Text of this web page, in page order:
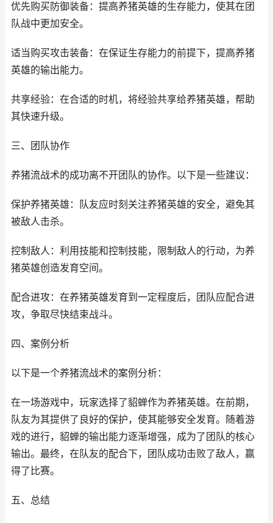
优先购买防御装备：提高养猪英雄的生存能力，使其在团
队战中更加安全。
适当购买攻击装备：在保证生存能力的前提下，提高养猪
英雄的输出能力。
共享经验：在合适的时机，将经验共享给养猪英雄，帮助
其快速升级。
三、团队协作
养猪流战术的成功离不开团队的协作。以下是一些建议：
保护养猪英雄：队友应时刻关注养猪英雄的安全，避免其
被敌人击杀。
控制敌人：利用技能和控制技能，限制敌人的行动，为养
猪英雄创造发育空间。
配合进攻：在养猪英雄发育到一定程度后，团队应配合进
攻，争取尽快结束战斗。
四、案例分析
以下是一个养猪流战术的案例分析：
在一场游戏中，玩家选择了貂蝉作为养猪英雄。在前期，
队友为其提供了良好的保护，使其能够安全发育。随着游
戏的进行，貂蝉的输出能力逐渐增强，成为了团队的核心
输出。最终，在队友的配合下，团队成功击败了敌人，赢
得了比赛。
五、总结